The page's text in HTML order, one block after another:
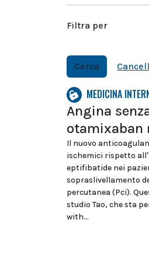
Filtra per
Cerca
MEDICINA
Angina
otamixaban
Il nuovo
ischemici rispetto
eptifibatide nei
sopraslivellamento
percutanea (Pci).
studio Tao, che sta
with...